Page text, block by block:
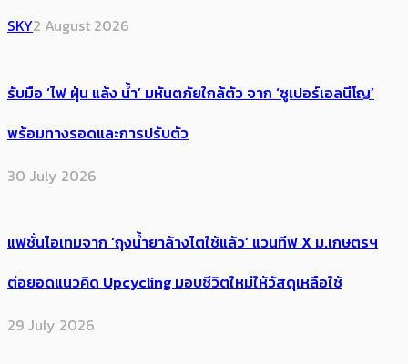
SKY2 August 2026
รับมือ ‘ไฟ ฝุ่น แล้ง น้ำ’ มหันตภัยใกล้ตัว จาก ‘ซูเปอร์เอลนีโญ’
พร้อมทางรอดและการปรับตัว
30 July 2026
แฟชั่นไอเทมจาก ‘ถุงน้ำยาล้างไตใช้แล้ว’ แวนทีฟ X ม.เกษตรฯ
ต่อยอดแนวคิด Upcycling มอบชีวิตใหม่ให้วัสดุเหลือใช้
29 July 2026